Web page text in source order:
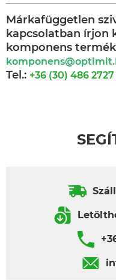
Márkafüggetlen
kapcsolatban írjon
komponens
Tel.: +36 (30) 486 2727